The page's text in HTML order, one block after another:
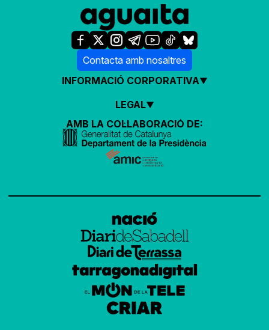
Contacta amb nosaltres
INFORMACIÓ CORPORATIVA
LEGAL
AMB LA COL·LABORACIÓ DE: